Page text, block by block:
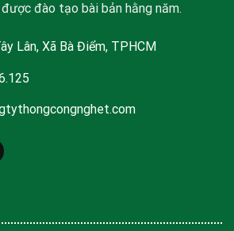
đào tạo bài bản hằng năm.
Lân, Xã Bà Điểm, TPHCM